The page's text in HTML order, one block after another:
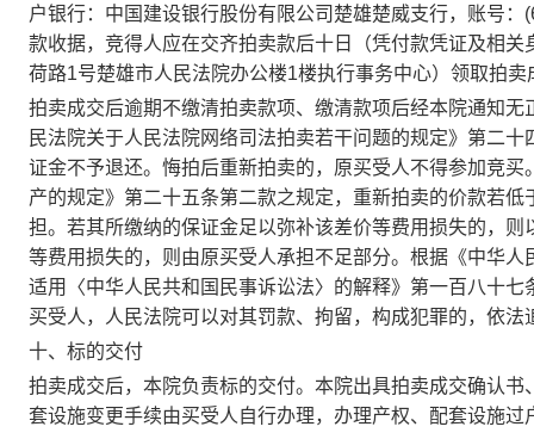
户银行：中国建设银行股份有限公司楚雄楚威支行，账号：
款收据，竞得人应在交齐拍卖款后十日（凭付款凭证及相
荷路1号楚雄市人民法院办公楼1楼执行事务中心）领取拍
拍卖成交后逾期不缴清拍卖款项、缴清款项后经本院通知
民法院关于人民法院网络司法拍卖若干问题的规定》第二
证金不予退还。悔拍后重新拍卖的，原买受人不得参加竞
产的规定》第二十五条第二款之规定，重新拍卖的价款若
担。若其所缴纳的保证金足以弥补该差价等费用损失的，
等费用损失的，则由原买受人承担不足部分。根据《中华
适用〈中华人民共和国民事诉讼法〉的解释》第一百八十
买受人，人民法院可以对其罚款、拘留，构成犯罪的，依法
十、标的交付
拍卖成交后，本院负责标的交付。本院出具拍卖成交确认
套设施变更手续由买受人自行办理，办理产权、配套设施